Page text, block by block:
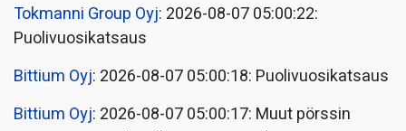
Tokmanni Group Oyj: 2026-08-07 05:00:22:
Puolivuosikatsaus
Bittium Oyj: 2026-08-07 05:00:18: Puolivuosikatsaus
Bittium Oyj: 2026-08-07 05:00:17: Muut pörssin